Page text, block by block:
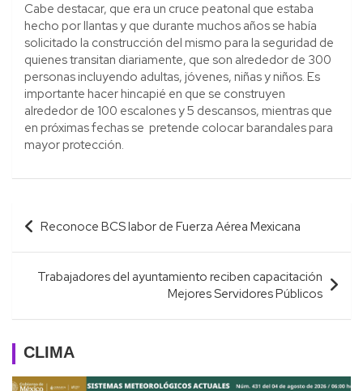
Cabe destacar, que era un cruce peatonal que estaba
hecho por llantas y que durante muchos años se había
solicitado la construcción del mismo para la seguridad de
quienes transitan diariamente, que son alrededor de 300
personas incluyendo adultas, jóvenes, niñas y niños. Es
importante hacer hincapié en que se construyen
alrededor de 100 escalones y 5 descansos, mientras que
en próximas fechas se pretende colocar barandales para
mayor protección.
Navegación
de
entradas
Reconoce BCS labor de Fuerza Aérea Mexicana
Trabajadores del ayuntamiento reciben capacitación
Mejores Servidores Públicos
CLIMA